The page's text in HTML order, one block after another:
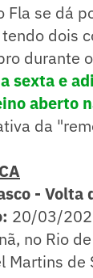
Fla se dá
dois
durante
sexta e
aberto
da
-
20/03/
no Rio
Martins de